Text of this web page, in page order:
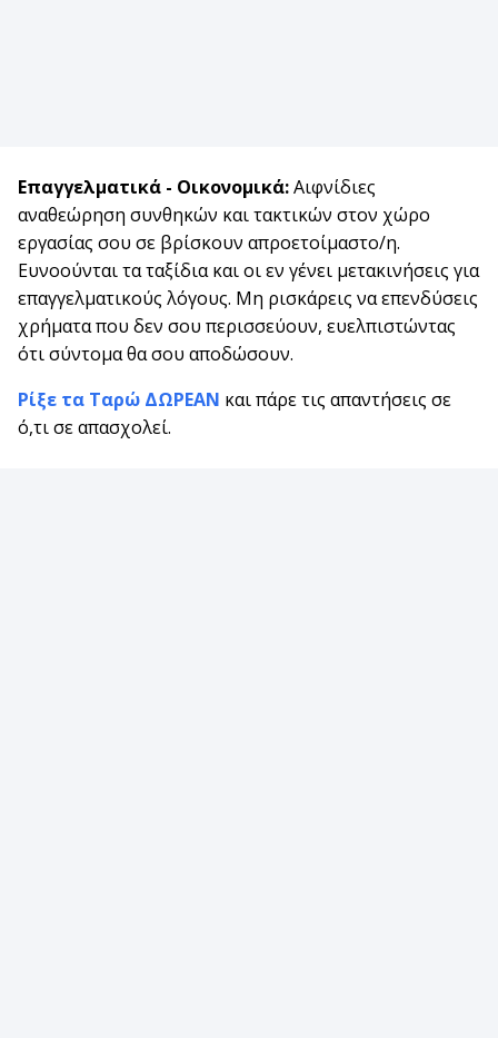
Επαγγελματικά - Οικονομικά:Αιφνίδιες
αναθεώρηση συνθηκών και τακτικών στον χώρο
εργασίας σου σε βρίσκουν απροετοίμαστο/η.
Ευνοούνται τα ταξίδια και οι εν γένει μετακινήσεις για
επαγγελματικούς λόγους. Μη ρισκάρεις να επενδύσεις
χρήματα που δεν σου περισσεύουν, ευελπιστώντας
ότι σύντομα θα σου αποδώσουν.
Ρίξε τα Ταρώ ΔΩΡΕΑΝ και πάρε τις απαντήσεις σε
ό,τι σε απασχολεί.